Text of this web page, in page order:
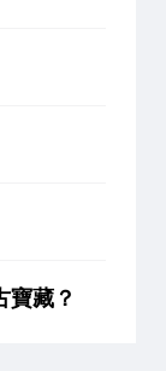
寶藏？